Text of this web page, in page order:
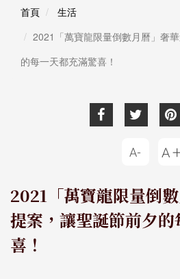
首頁
生活
2021「萬寶龍限量倒數月曆」奢
的每一天都充滿驚喜！
2021「萬寶龍限量倒
提案，讓聖誕節前夕
喜！